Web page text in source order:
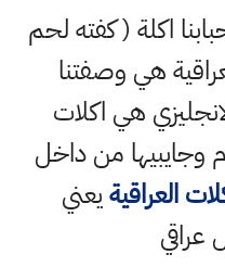
اكلة ( كفته لحم
هي وصفتنا
هي اكلات
وجايبيها من داخل
العراقيةيعني
عراقي